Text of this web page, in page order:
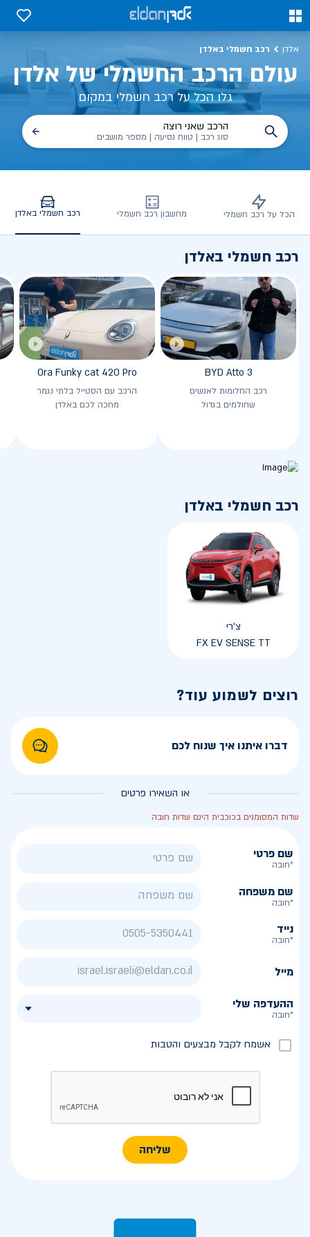
0
0
אלדן רכב חשמלי באלדן
עולם הרכב החשמלי של אלדן
גלו הכל על רכב חשמלי במקום
הרכב שאני רוצה
סוג רכב | טווח נסיעה | מספר מושבים
הכל על רכב חשמלי מחשבון רכב חשמלי רכב חשמלי באלדן
רכב חשמלי באלדן
BYD Atto 3
רכב החלומות לאנשים
שחולמים בגדול
Ora Funky cat 420 Pro
הרכב עם הסטייל בלתי נגמר
מחכה לכם באלדן
רכב חשמלי באלדן
צ'רי
FX EV SENSE TT
רוצים לשמוע עוד?
דברו איתנו איך שנוח לכם
או השאירו פרטים
שדות המסומנים בכוכבית הינם שדות חובה
שם פרטי
*חובה
שם משפחה
*חובה
נייד
*חובה
מייל
ההעדפה שלי
*חובה
אשמח לקבל מבצעים והטבות
שליחה
רכב חשמלי באלדן – דגמים, השוואות, פנלים